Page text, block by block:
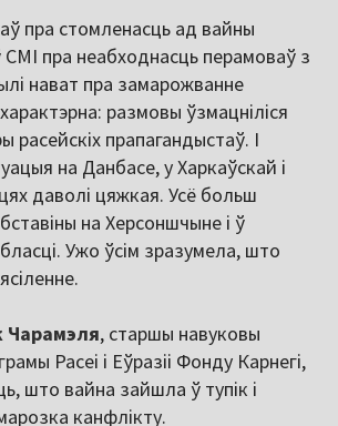
пра стомленасць ад вайны
СМІ пра неабходнасць перамоваў з
нават пра замарожванне
размовы ўзмацніліся
расейскіх прапагандыстаў. І
на Данбасе, у Харкаўскай і
даволі цяжкая. Усё больш
на Херсоншчыне і ў
Ужо ўсім зразумела, што
Чарамэля, старшы навуковы
Расеі і Еўразіі Фонду Карнегі,
што вайна зайшла ў тупік і
канфлікту.